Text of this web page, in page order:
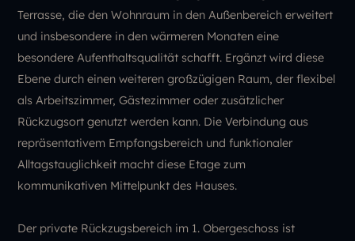
Terrasse, die den Wohnraum in den Außenbereich erweitert
und insbesondere in den wärmeren Monaten eine
besondere Aufenthaltsqualität schafft. Ergänzt wird diese
Ebene durch einen weiteren großzügigen Raum, der flexibel
als Arbeitszimmer, Gästezimmer oder zusätzlicher
Rückzugsort genutzt werden kann. Die Verbindung aus
repräsentativem Empfangsbereich und funktionaler
Alltagstauglichkeit macht diese Etage zum
kommunikativen Mittelpunkt des Hauses.
Der private Rückzugsbereich im 1. Obergeschoss ist